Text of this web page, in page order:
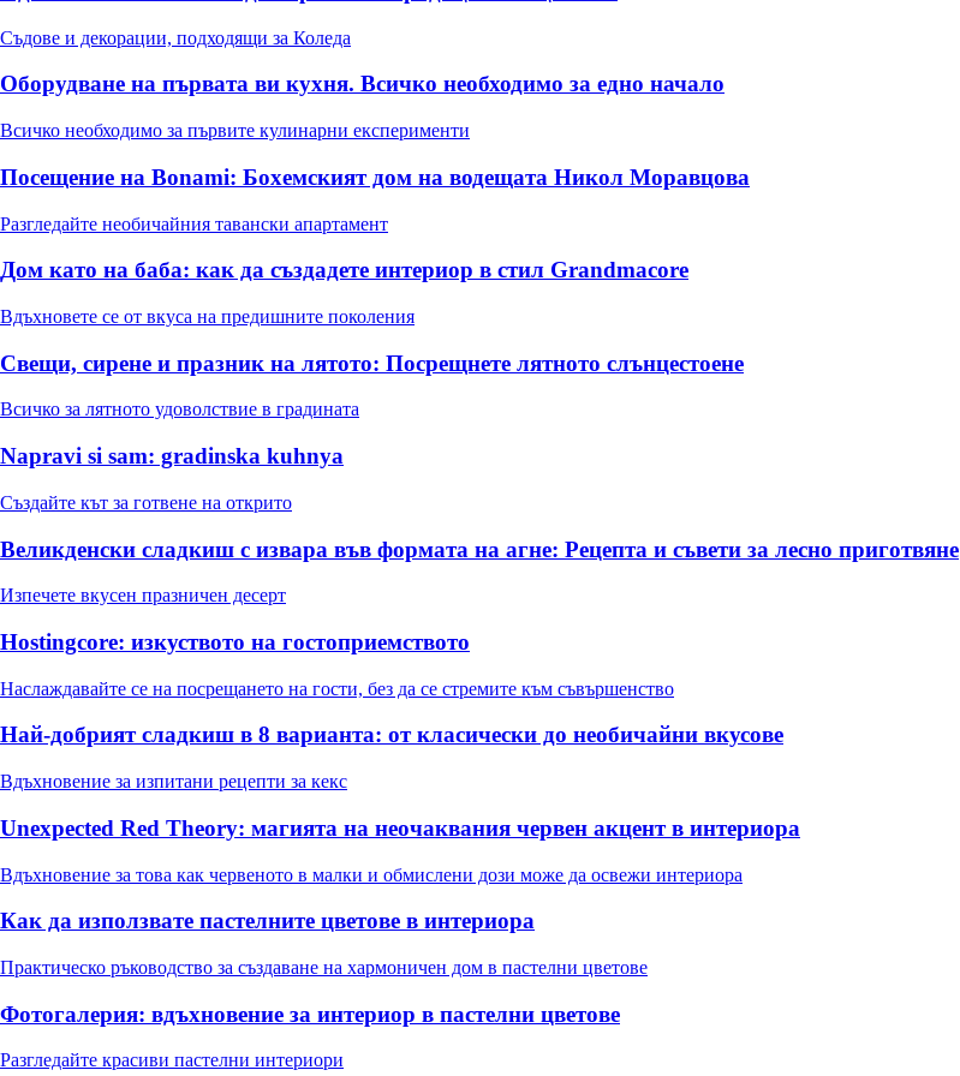
Съдове и декорации, подходящи за Коледа
Оборудване на първата ви кухня. Всичко необходимо за едно начало
Всичко необходимо за първите кулинарни експерименти
Посещение на Bonami: Бохемският дом на водещата Никол Моравцова
Разгледайте необичайния тавански апартамент
Дом като на баба: как да създадете интериор в стил Grandmacore
Вдъхновете се от вкуса на предишните поколения
Свещи, сирене и празник на лятото: Посрещнете лятното слънцестоене
Всичко за лятното удоволствие в градината
Napravi si sam: gradinska kuhnya
Създайте кът за готвене на открито
Великденски сладкиш с извара във формата на агне: Рецепта и съвети за лесно приготвяне
Изпечете вкусен празничен десерт
Hostingcore: изкуството на гостоприемството
Наслаждавайте се на посрещането на гости, без да се стремите към съвършенство
Най-добрият сладкиш в 8 варианта: от класически до необичайни вкусове
Вдъхновение за изпитани рецепти за кекс
Unexpected Red Theory: магията на неочаквания червен акцент в интериора
Вдъхновение за това как червеното в малки и обмислени дози може да освежи интериора
Как да използвате пастелните цветове в интериора
Практическо ръководство за създаване на хармоничен дом в пастелни цветове
Фотогалерия: вдъхновение за интериор в пастелни цветове
Разгледайте красиви пастелни интериори